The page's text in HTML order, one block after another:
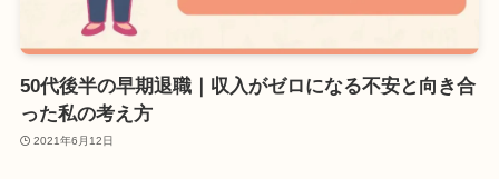
50代後半の早期退職｜収入がゼロになる不安と向き合
った私の考え方
2021年6月12日